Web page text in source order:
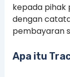
kepada pihak
dengan
pembayaran
Apa itu